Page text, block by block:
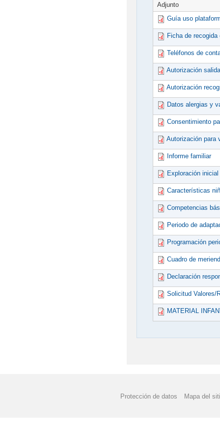
Adjunto
Guía uso
Ficha de recogida
Teléfonos de
Autorización
Autorización
Datos alergias y
Consentimiento
Autorización para
Informe familiar
Exploración inicial
Características
Competencias
Periodo de
Programación
Cuadro de
Declaración
Solicitud Valores/
MATERIAL
Protección de datos Mapa del